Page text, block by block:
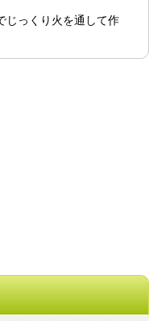
じっくり火を通して作